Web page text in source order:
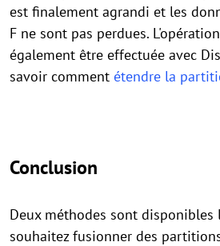
est finalement agrandi et les
F ne sont pas perdues.
également être effectuée avec
savoir comment étendre la
Conclusion
Deux méthodes sont disponibles
souhaitez fusionner des